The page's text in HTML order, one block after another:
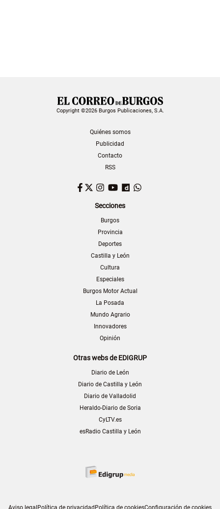
Copyright ©2026 Burgos Publicaciones, S.A.
Quiénes somos
Publicidad
Contacto
RSS
Facebook
TwitterInstagram
YouTubeDailymotion
Secciones
Burgos
Provincia
Deportes
Castilla y León
Cultura
Especiales
Burgos Motor Actual
La Posada
Mundo Agrario
Innovadores
Opinión
Otras webs de EDIGRUP
Diario de León
Diario de Castilla y León
Diario de Valladolid
Heraldo-Diario de Soria
CyLTV.es
esRadio Castilla y León
Aviso legalPolítica de privacidadPolítica de cookiesConfiguración de cookies